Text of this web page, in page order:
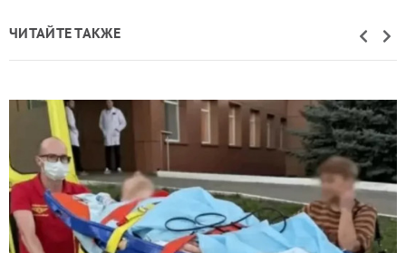
ЧИТАЙТЕ ТАКЖЕ